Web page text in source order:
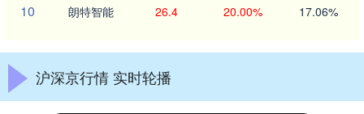
10 朗特智能 26.4 20.00% 17.06%
沪深京行情 实时轮播